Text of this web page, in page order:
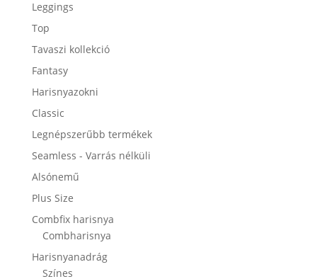
Leggings
Top
Tavaszi kollekció
Fantasy
Harisnyazokni
Classic
Legnépszerűbb termékek
Seamless - Varrás nélküli
Alsónemű
Plus Size
Combfix harisnya
Combharisnya
Harisnyanadrág
Színes